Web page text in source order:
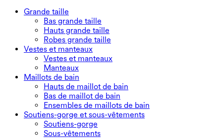
Grande taille
Bas grande taille
Hauts grande taille
Robes grande taille
Vestes et manteaux
Vestes et manteaux
Manteaux
Maillots de bain
Hauts de maillot de bain
Bas de maillot de bain
Ensembles de maillots de bain
Soutiens-gorge et sous-vêtements
Soutiens-gorge
Sous-vêtements